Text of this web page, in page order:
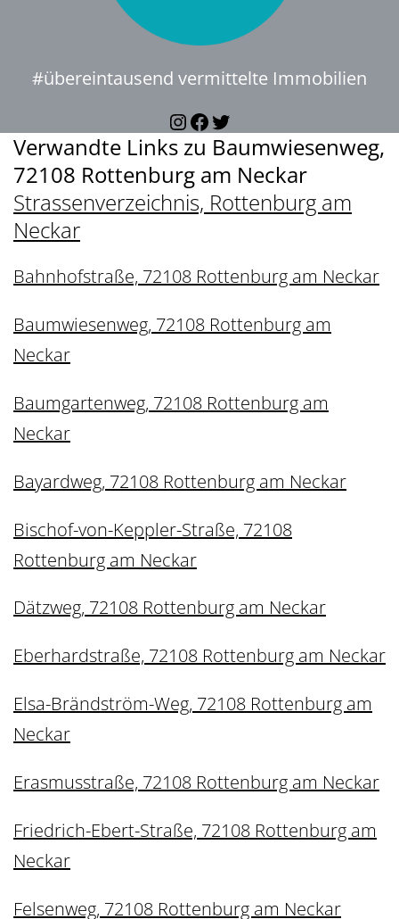
#übereintausend vermittelte Immobilien
Instagram
Facebook
Twitter
Verwandte Links zu Baumwiesenweg,
72108 Rottenburg am Neckar
Strassenverzeichnis, Rottenburg am
Neckar
Bahnhofstraße, 72108 Rottenburg am Neckar
Baumwiesenweg, 72108 Rottenburg am
Neckar
Baumgartenweg, 72108 Rottenburg am
Neckar
Bayardweg, 72108 Rottenburg am Neckar
Bischof-von-Keppler-Straße, 72108
Rottenburg am Neckar
Dätzweg, 72108 Rottenburg am Neckar
Eberhardstraße, 72108 Rottenburg am Neckar
Elsa-Brändström-Weg, 72108 Rottenburg am
Neckar
Erasmusstraße, 72108 Rottenburg am Neckar
Friedrich-Ebert-Straße, 72108 Rottenburg am
Neckar
Felsenweg, 72108 Rottenburg am Neckar